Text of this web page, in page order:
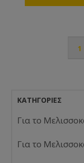
1
ΚΑΤΗΓΟΡΊΕΣ
Για το
Για το